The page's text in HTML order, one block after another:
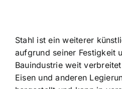
Stahl ist ein weiterer
aufgrund seiner Festigkeit
Bauindustrie weit
Eisen und anderen